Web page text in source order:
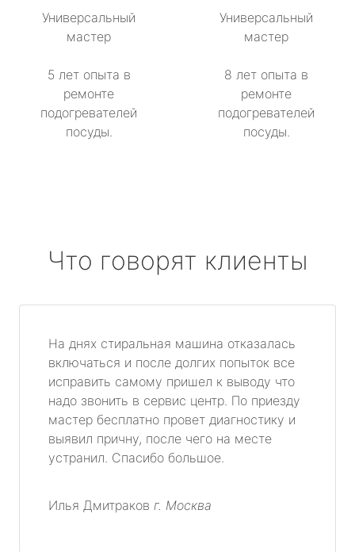
Универсальный
мастер
5 лет опыта в
ремонте
подогревателей
посуды.
Универсальный
мастер
8 лет опыта в
ремонте
подогревателей
посуды.
Что говорят клиенты
На днях стиральная машина отказалась
включаться и после долгих попыток все
исправить самому пришел к выводу что
надо звонить в сервис центр. По приезду
мастер бесплатно провет диагностику и
выявил причну, после чего на месте
устранил. Спасибо большое.
Илья Дмитраков г. Москва